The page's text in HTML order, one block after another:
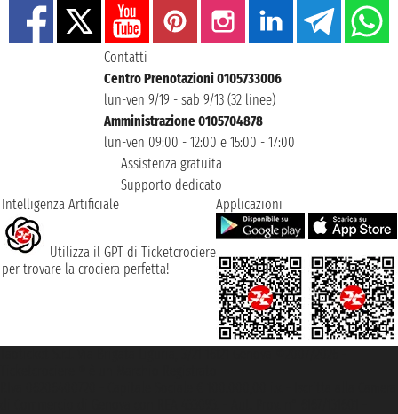
Contatti
Centro Prenotazioni 0105733006
lun-ven 9/19 - sab 9/13 (32 linee)
Amministrazione 0105704878
lun-ven 09:00 - 12:00 e 15:00 - 17:00
Assistenza gratuita
Supporto dedicato
Intelligenza Artificiale
Utilizza il GPT di Ticketcrociere
per trovare la crociera perfetta!
Applicazioni